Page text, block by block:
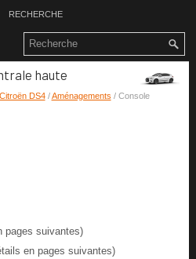
RECHERCHE
haute
DS4/Aménagements / Console
pages suivantes)
en pages suivantes)